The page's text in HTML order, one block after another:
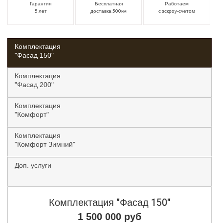
Гарантия
5 лет
Бесплатная
доставка 500км
Работаем
с эскроу-счетом
Комплектация
"Фасад 150"
Комплектация
"Фасад 200"
Комплектация
"Комфорт"
Комплектация
"Комфорт Зимний"
Доп. услуги
Комплектация "Фасад 150"
1 500 000 руб